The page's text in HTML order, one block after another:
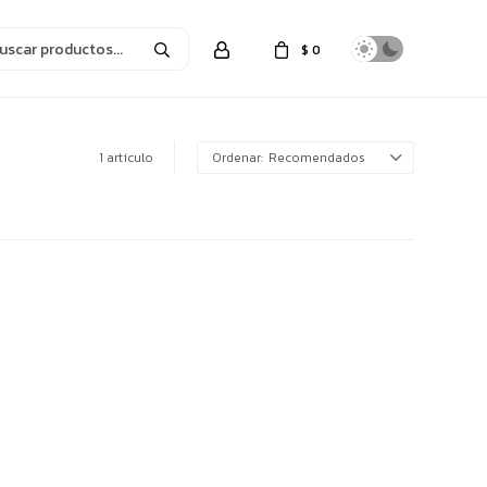
$ 0
1 artículo Recomendados